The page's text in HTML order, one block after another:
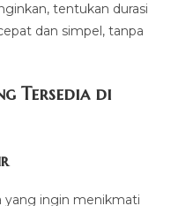
tentukan durasi
dan simpel, tanpa
Tersedia di
yang ingin menikmati